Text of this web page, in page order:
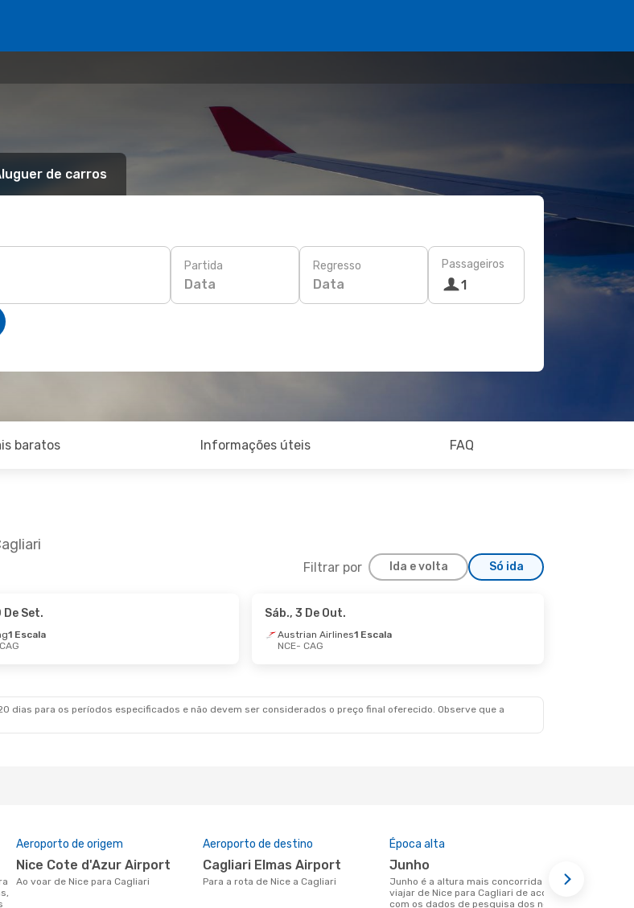
de carros
Partida
Data
Regresso
Data
Passageiros
1
baratos Informações úteis FAQ
Filtrar por Ida e volta Só ida
De Set.
1 Escala
Sáb., 3 De Out.
Austrian Airlines1 Escala
NCE- CAG
dias para os períodos especificados e não devem ser considerados o preço final oferecido. Observe que a
Aeroporto de origem
Nice Cote d'Azur Airport
Ao voar de Nice para Cagliari
Aeroporto de destino
Cagliari Elmas Airport
Para a rota de Nice a Cagliari
Época alta
junho
junho é a altura mais concorrida para
viajar de Nice para Cagliari de acordo
com os dados de pesquisa dos nossos